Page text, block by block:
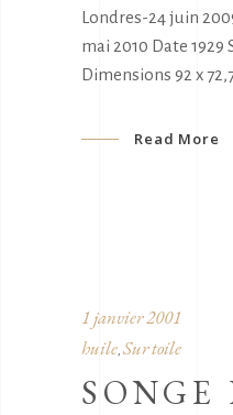
Londres-24 juin
mai 2010 Date
Dimensions 92 x
Read More
1 janvier 2001
huile Sur toile
SONGE